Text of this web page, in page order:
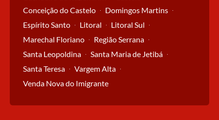
Conceição do Castelo
Domingos Martins
Espírito Santo
Litoral
Litoral Sul
Marechal Floriano
Região Serrana
Santa Leopoldina
Santa Maria de Jetibá
Santa Teresa
Vargem Alta
Venda Nova do Imigrante